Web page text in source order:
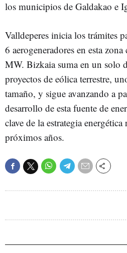
los municipios de Galdakao e
Valldeperes inicia los trámites
6 aerogeneradores en esta
MW. Bizkaia suma en un solo
proyectos de eólica terrestre,
tamaño, y sigue avanzando a
desarrollo de esta fuente de
clave de la estrategia
próximos años.